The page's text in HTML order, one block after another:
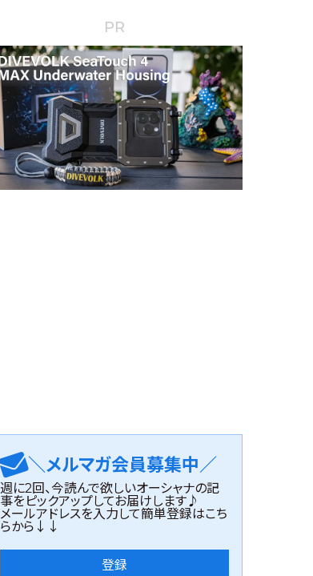
PR
＼メルマガ会員募集中／
週に2回、今読んで欲しいオーシャナの記
事をピックアップしてお届けします♪
メールアドレスを入力して簡単登録はこち
らから↓↓
登録